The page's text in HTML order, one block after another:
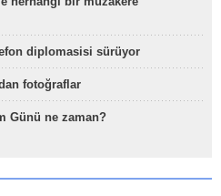
diplomasisi sürüyor
fotoğraflar
Günü ne zaman?